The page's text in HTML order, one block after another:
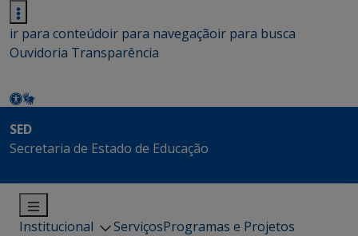
ir para conteúdoir para navegaçãoir para busca
Ouvidoria Transparência
SED
Secretaria de Estado de Educação
Institucional ServiçosProgramas e Projetos